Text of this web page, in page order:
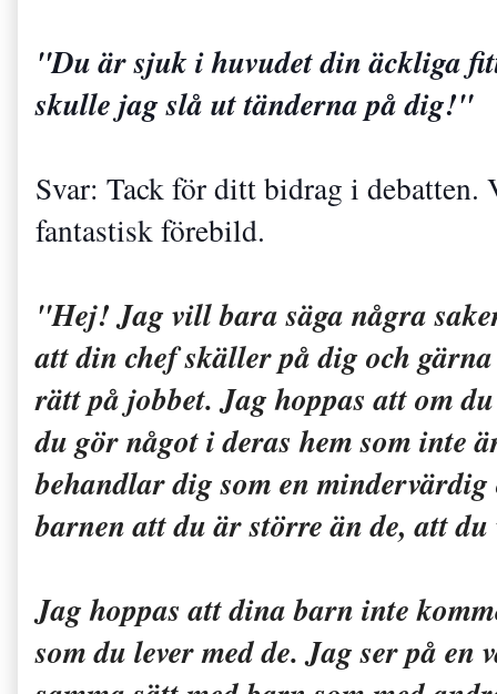
"Du är sjuk i huvudet din äckliga
skulle jag slå ut tänderna på dig!"
Svar: Tack för ditt bidrag i debatten.
fantastisk förebild.
"Hej! Jag vill bara säga några
att din chef skäller på dig och
rätt på jobbet. Jag hoppas att om
du gör något i deras hem som inte
behandlar dig som en
barnen att du är större än de, att
Jag hoppas att dina barn inte
som du lever med de. Jag ser på